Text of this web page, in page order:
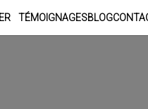
TÉMOIGNAGESBLOG